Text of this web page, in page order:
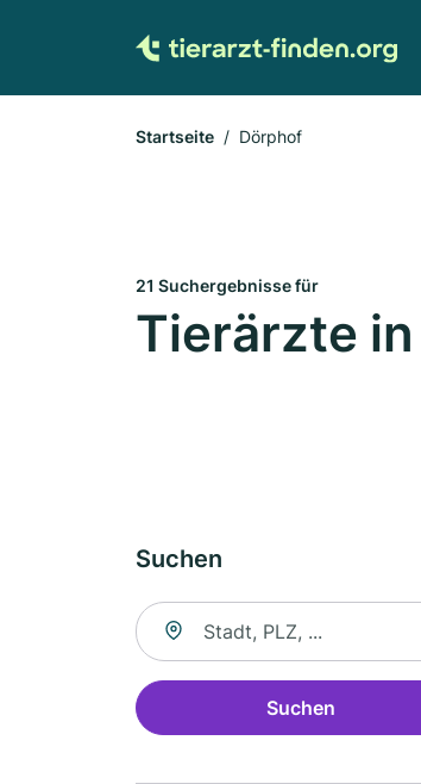
Startseite Dörphof
21 Suchergebnisse für
Tierärzte
Suchen
Suche nach Ort
Suchen